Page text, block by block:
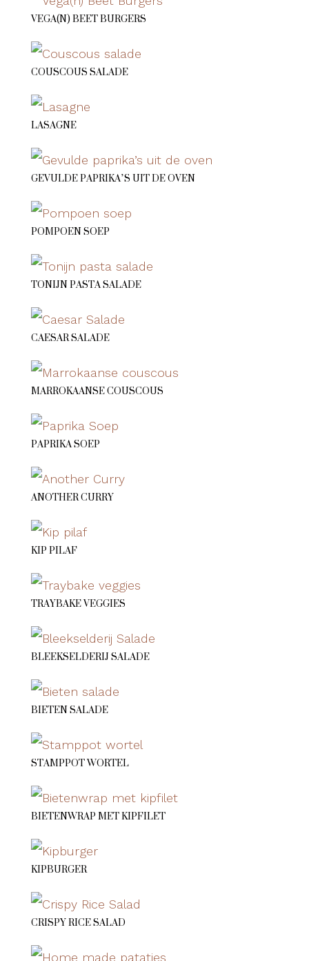
VEGA(N) BEET BURGERS
COUSCOUS SALADE
LASAGNE
GEVULDE PAPRIKA’S UIT DE OVEN
POMPOEN SOEP
TONIJN PASTA SALADE
CAESAR SALADE
MARROKAANSE COUSCOUS
PAPRIKA SOEP
ANOTHER CURRY
KIP PILAF
TRAYBAKE VEGGIES
BLEEKSELDERIJ SALADE
BIETEN SALADE
STAMPPOT WORTEL
BIETENWRAP MET KIPFILET
KIPBURGER
CRISPY RICE SALAD